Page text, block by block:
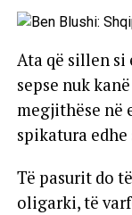
Ata që sillen
sepse nuk
megjithëse në
spikatura
Të pasurit do
oligarki, të